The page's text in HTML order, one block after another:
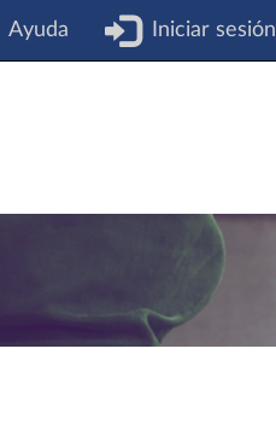
Ayuda Iniciar sesión